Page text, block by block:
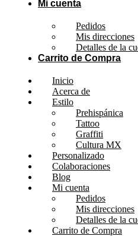
Mi cuenta
Pedidos
Mis direcciones
Detalles de la
Carrito de Compra
Inicio
Acerca de
Estilo
Prehispánica
Tattoo
Graffiti
Cultura MX
Personalizado
Colaboraciones
Blog
Mi cuenta
Pedidos
Mis direcciones
Detalles de la
Carrito de Compra